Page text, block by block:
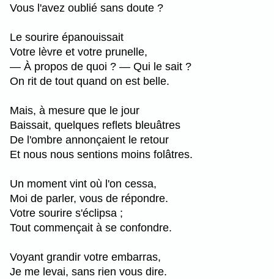
Vous l'avez oublié sans doute ?
Le sourire épanouissait
Votre lèvre et votre prunelle,
— À propos de quoi ? — Qui le sait ?
On rit de tout quand on est belle.
Mais, à mesure que le jour
Baissait, quelques reflets bleuâtres
De l'ombre annonçaient le retour
Et nous nous sentions moins folâtres.
Un moment vint où l'on cessa,
Moi de parler, vous de répondre.
Votre sourire s'éclipsa ;
Tout commençait à se confondre.
Voyant grandir votre embarras,
Je me levai, sans rien vous dire.